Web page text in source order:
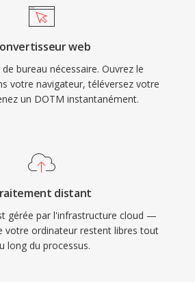
web
bureau nécessaire. Ouvrez le
votre navigateur, téléversez votre
un DOTM instantanément.
distant
gérée par l'infrastructure cloud —
votre ordinateur restent libres tout
long du processus.